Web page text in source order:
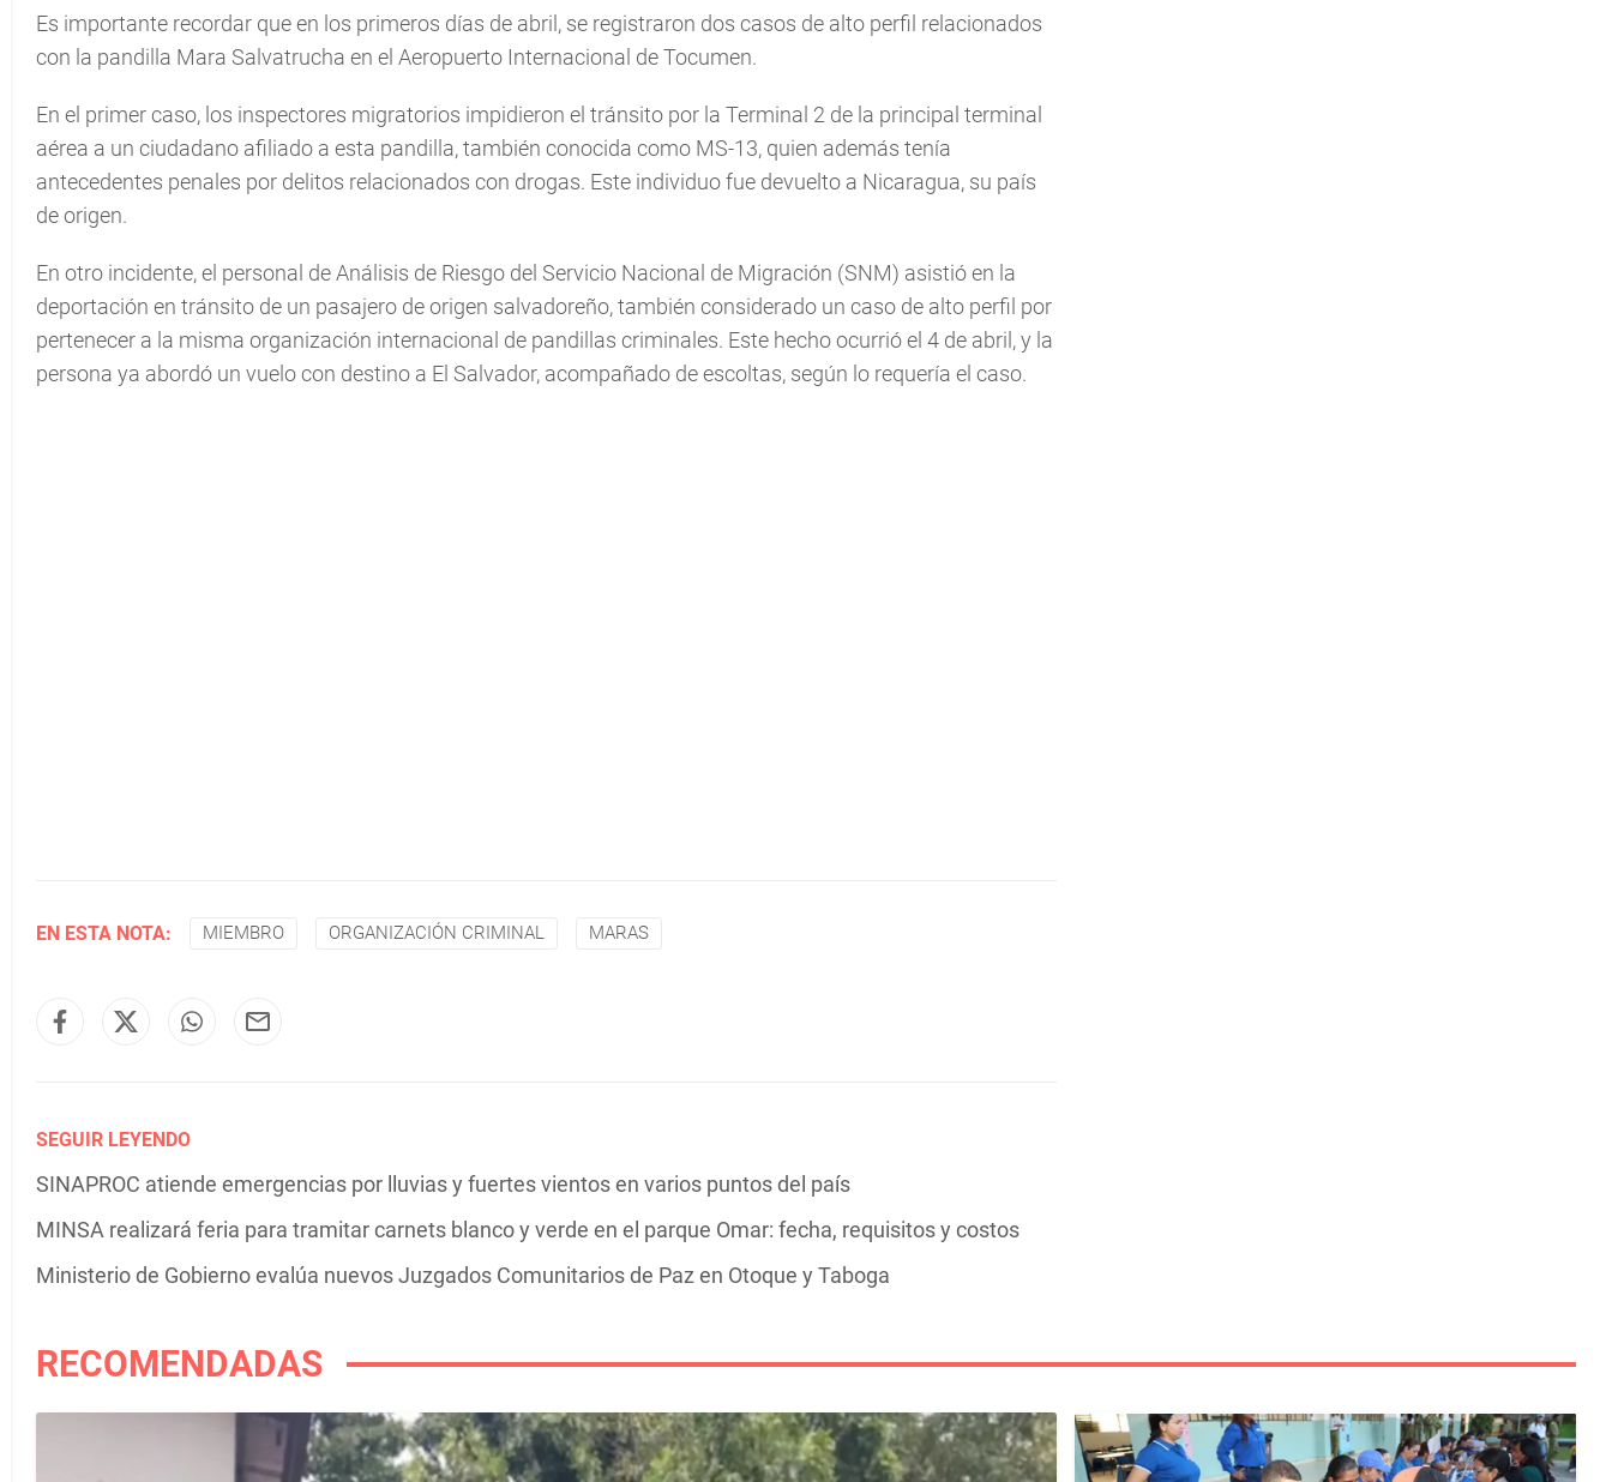
Es importante recordar que en los primeros días de abril, se registraron dos casos de alto perfil relacionados
con la pandilla Mara Salvatrucha en el Aeropuerto Internacional de Tocumen.
En el primer caso, los inspectores migratorios impidieron el tránsito por la Terminal 2 de la principal terminal
aérea a un ciudadano afiliado a esta pandilla, también conocida como MS-13, quien además tenía
antecedentes penales por delitos relacionados con drogas. Este individuo fue devuelto a Nicaragua, su país
de origen.
En otro incidente, el personal de Análisis de Riesgo del Servicio Nacional de Migración (SNM) asistió en la
deportación en tránsito de un pasajero de origen salvadoreño, también considerado un caso de alto perfil por
pertenecer a la misma organización internacional de pandillas criminales. Este hecho ocurrió el 4 de abril, y la
persona ya abordó un vuelo con destino a El Salvador, acompañado de escoltas, según lo requería el caso.
EN ESTA NOTA: MIEMBRO ORGANIZACIÓN CRIMINAL MARAS
SEGUIR LEYENDO
SINAPROC atiende emergencias por lluvias y fuertes vientos en varios puntos del país
MINSA realizará feria para tramitar carnets blanco y verde en el parque Omar: fecha, requisitos y costos
Ministerio de Gobierno evalúa nuevos Juzgados Comunitarios de Paz en Otoque y Taboga
RECOMENDADAS